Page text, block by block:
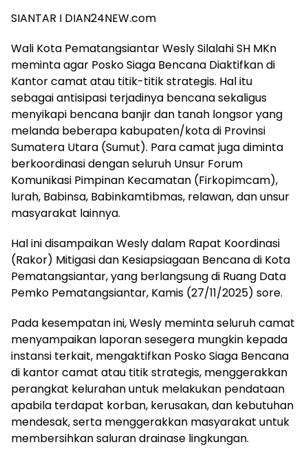
SIANTAR I DIAN24NEW.com
Wali Kota Pematangsiantar Wesly Silalahi SH MKn
meminta agar Posko Siaga Bencana Diaktifkan di
Kantor camat atau titik-titik strategis. Hal itu
sebagai antisipasi terjadinya bencana sekaligus
menyikapi bencana banjir dan tanah longsor yang
melanda beberapa kabupaten/kota di Provinsi
Sumatera Utara (Sumut). Para camat juga diminta
berkoordinasi dengan seluruh Unsur Forum
Komunikasi Pimpinan Kecamatan (Firkopimcam),
lurah, Babinsa, Babinkamtibmas, relawan, dan unsur
masyarakat lainnya.
Hal ini disampaikan Wesly dalam Rapat Koordinasi
(Rakor) Mitigasi dan Kesiapsiagaan Bencana di Kota
Pematangsiantar, yang berlangsung di Ruang Data
Pemko Pematangsiantar, Kamis (27/11/2025) sore.
Pada kesempatan ini, Wesly meminta seluruh camat
menyampaikan laporan sesegera mungkin kepada
instansi terkait, mengaktifkan Posko Siaga Bencana
di kantor camat atau titik strategis, menggerakkan
perangkat kelurahan untuk melakukan pendataan
apabila terdapat korban, kerusakan, dan kebutuhan
mendesak, serta menggerakkan masyarakat untuk
membersihkan saluran drainase lingkungan.